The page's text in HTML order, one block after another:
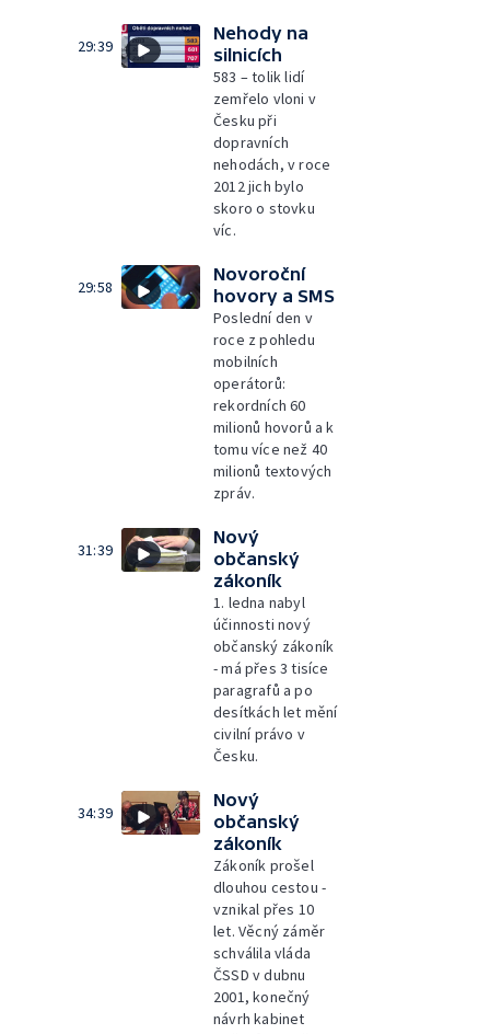
29:39
Nehody na
silnicích
583 – tolik lidí
zemřelo vloni v
Česku při
dopravních
nehodách, v roce
2012 jich bylo
skoro o stovku
víc.
29:58
Novoroční
hovory a SMS
Poslední den v
roce z pohledu
mobilních
operátorů:
rekordních 60
milionů hovorů a k
tomu více než 40
milionů textových
zpráv.
31:39
Nový
občanský
zákoník
1. ledna nabyl
účinnosti nový
občanský zákoník
- má přes 3 tisíce
paragrafů a po
desítkách let mění
civilní právo v
Česku.
34:39
Nový
občanský
zákoník
Zákoník prošel
dlouhou cestou -
vznikal přes 10
let. Věcný záměr
schválila vláda
ČSSD v dubnu
2001, konečný
návrh kabinet